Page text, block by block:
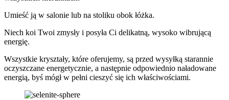
Umieść ją w salonie lub na stoliku obok łóżka.
Niech koi Twoi zmysły i posyła Ci delikatną, wysoko wibrującą
energię.
Wszystkie kryształy, które oferujemy, są przed wysyłką starannie
oczyszczane energetycznie, a następnie odpowiednio naładowane
energią, byś mógł w pełni cieszyć się ich właściwościami.